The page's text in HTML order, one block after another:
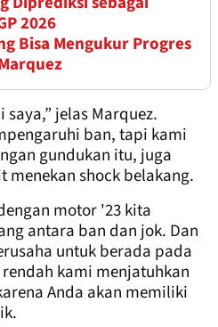
2026
Bisa Mengukur Progres
jelas Marquez.
ban, tapi kami
gundukan itu, juga
shock belakang.
motor '23 kita
antara ban dan jok. Dan
untuk berada pada
kami menjatuhkan
Anda akan memiliki